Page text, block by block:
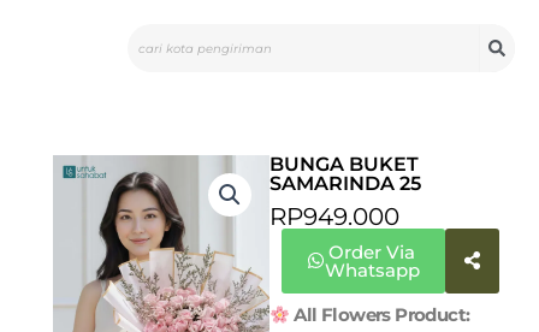
BUNGA BUKET
SAMARINDA 25
RP949.000
Order Via
Whatsapp
All Flowers Product: